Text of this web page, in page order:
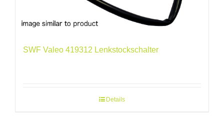
SWF Valeo 419312 Lenkstockschalter
Details